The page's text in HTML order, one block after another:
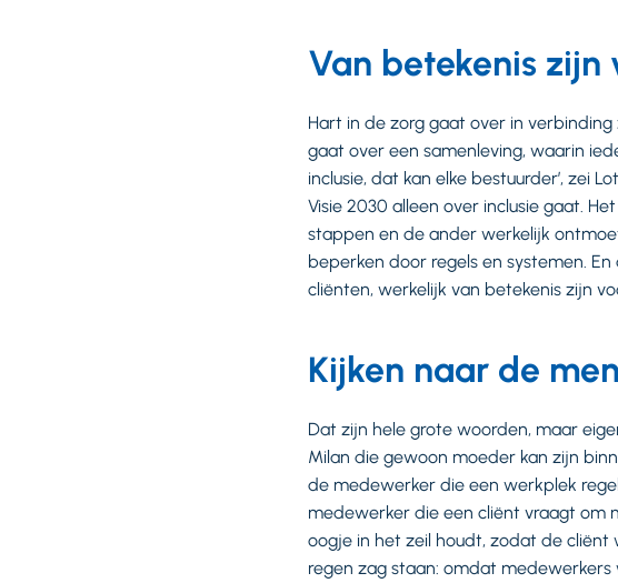
Van betekenis zijn
Hart in de zorg gaat over in verbinding
gaat over een samenleving, waarin
inclusie, dat kan elke bestuurder’, zei
Visie 2030 alleen over inclusie gaat.
stappen en de ander werkelijk
beperken door regels en systemen.
cliënten, werkelijk van betekenis zijn
Kijken naar de
Dat zijn hele grote woorden, maar
Milan die gewoon moeder kan zijn
de medewerker die een werkplek
medewerker die een cliënt vraagt om
oogje in het zeil houdt, zodat de cliënt
regen zag staan: omdat